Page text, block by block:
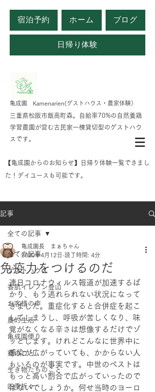
宿泊予約 ホーム ブログ
日帰り体験
​亀成園 Kamenarien(ゲストハウス・農家体験）
​​三重県松阪市飯高町森。自給率70%の自然養鶏
学習農園が営む古民家一棟貸切型のゲストハウ
スです。
​【亀成園からのお知らせ】日帰り体験一覧できまし
た！デイユースも可能です。
記事
全ての記事
ゲストハウス
香肌イレブン登山
お客様の声
農的生活
亀成園便り
鶏のこと
生き物たちのこと
四季折々
全ての記事
免疫力をつけるのだ
亀成園長 まぁちゃん
2020年4月12日 読了時間: 4分
連日コロナウィルス報道が加速するば
かり、もう逃れられない状況になって
きました。重症化すると合併症を起こ
してしまうし、呼吸が苦しくなり、味
覚がなくなる辛さは想像するだけでゾ
ッとします。けれどこんなに世界中に
感染が広がっていても、かからない人
もいるのが事実です。中世のペストは
もっと高い割合で広がっていったので
はないでしょうか。何せ当時のヨーロ